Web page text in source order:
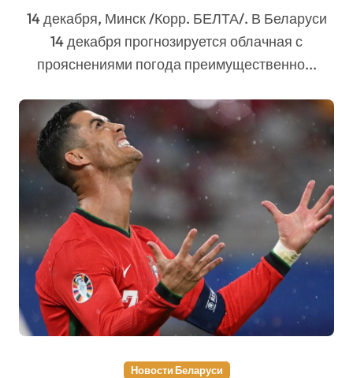
14 декабря, Минск /Корр. БЕЛТА/. В Беларуси
14 декабря прогнозируется облачная с
прояснениями погода преимущественно...
Новости Беларуси